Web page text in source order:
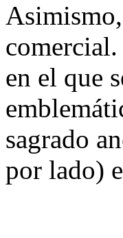
en el que
sagrado
por lado)